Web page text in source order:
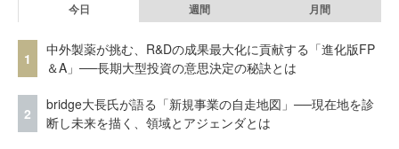
今日 週間 月間
1
中外製薬が挑む、R&Dの成果最大化に貢献する「進化版FP
＆A」──長期大型投資の意思決定の秘訣とは
2
bridge大長氏が語る「新規事業の自走地図」──現在地を診
断し未来を描く、領域とアジェンダとは